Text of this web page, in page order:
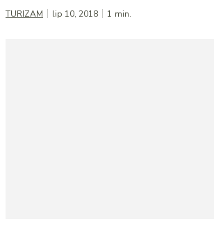
TURIZAM lip 10, 2018 1 min.